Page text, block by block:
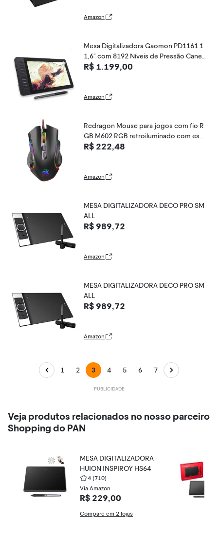
Amazon
Mesa Digitalizadora Gaomon PD1161 1
1,6" com 8192 Níveis de Pressão Canet
a Battery Free,lousa magica infantil 11.6
R$ 1.199,00
Amazon
Redragon Mouse para jogos com fio R
GB M602 RGB retroiluminado com esp
ectro RGB Mouse ergonômico Griffin p
ers (preto)
R$ 222,48
Amazon
MESA DIGITALIZADORA DECO PRO SM
ALL
R$ 989,72
Amazon
MESA DIGITALIZADORA DECO PRO SM
ALL
R$ 989,72
Amazon
1 2 3 4 5 6 7
Veja produtos relacionados no nosso parceiro
Shopping do PAN
MESA DIGITALIZADORA
HUION INSPIROY HS64
4 (710)
Via Amazon
R$ 229,00
Compare em 2 lojas